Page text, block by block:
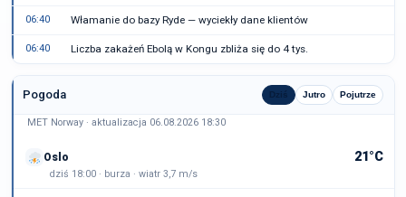
06:40 Włamanie do bazy Ryde — wyciekły dane klientów
06:40 Liczba zakażeń Ebolą w Kongu zbliża się do 4 tys.
Pogoda Dziś Jutro Pojutrze
MET Norway · aktualizacja 06.08.2026 18:30
Oslo 21°C
dziś 18:00 · burza · wiatr 3,7 m/s